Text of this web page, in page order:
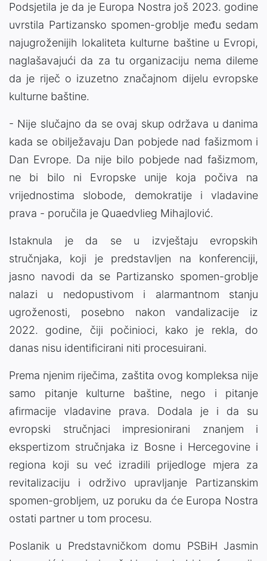
Podsjetila je da je Europa Nostra još 2023. godine
uvrstila Partizansko spomen-groblje među sedam
najugroženijih lokaliteta kulturne baštine u Evropi,
naglašavajući da za tu organizaciju nema dileme
da je riječ o izuzetno značajnom dijelu evropske
kulturne baštine.
- Nije slučajno da se ovaj skup održava u danima
kada se obilježavaju Dan pobjede nad fašizmom i
Dan Evrope. Da nije bilo pobjede nad fašizmom,
ne bi bilo ni Evropske unije koja počiva na
vrijednostima slobode, demokratije i vladavine
prava - poručila je Quaedvlieg Mihajlović.
Istaknula je da se u izvještaju evropskih
stručnjaka, koji je predstavljen na konferenciji,
jasno navodi da se Partizansko spomen-groblje
nalazi u nedopustivom i alarmantnom stanju
ugroženosti, posebno nakon vandalizacije iz
2022. godine, čiji počinioci, kako je rekla, do
danas nisu identificirani niti procesuirani.
Prema njenim riječima, zaštita ovog kompleksa nije
samo pitanje kulturne baštine, nego i pitanje
afirmacije vladavine prava. Dodala je i da su
evropski stručnjaci impresionirani znanjem i
ekspertizom stručnjaka iz Bosne i Hercegovine i
regiona koji su već izradili prijedloge mjera za
revitalizaciju i održivo upravljanje Partizanskim
spomen-grobljem, uz poruku da će Europa Nostra
ostati partner u tom procesu.
Poslanik u Predstavničkom domu PSBiH Jasmin